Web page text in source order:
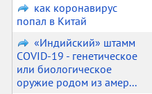
как коронавирус
попал в Китай
«Индийский» штамм
COVID-19 - генетическое
или биологическое
оружие родом из амер...